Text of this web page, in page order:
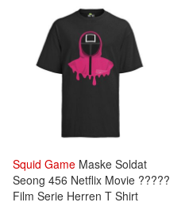
Squid Game Maske Soldat
Seong 456 Netflix Movie ?????
Film Serie Herren T Shirt